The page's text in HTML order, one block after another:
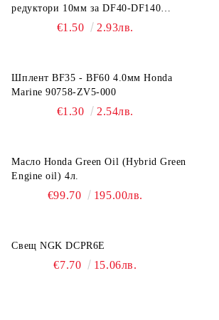
редуктори 10мм за DF40-DF140
Suzuki 09168-10022
€1.50 2.93лв.
Шплент BF35 - BF60 4.0мм Honda
Marine 90758-ZV5-000
€1.30 2.54лв.
Масло Honda Green Oil (Hybrid Green
Engine oil) 4л.
€99.70 195.00лв.
Свещ NGK DCPR6E
€7.70 15.06лв.